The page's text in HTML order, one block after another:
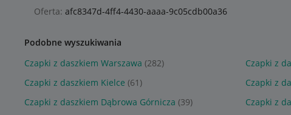
Oferta: afc8347d-4ff4-4430-aaaa-9c05cdb00a36
Podobne wyszukiwania
Czapki z daszkiem Warszawa (282) Czapki z
Czapki z daszkiem Kielce (61) Czapki z
Czapki z daszkiem Dąbrowa Górnicza (39) Czapki z